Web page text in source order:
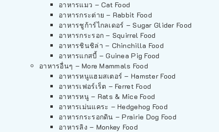
อาหารแมว – Cat Food
อาหารกระต่าย – Rabbit Food
อาหารชูก้าร์ไกลเดอร์ – Sugar Glider Food
อาหารกระรอก – Squirrel Food
อาหารชินชิล่า – Chinchilla Food
อาหารแกสบี้ – Guinea Pig Food
อาหารอื่นๆ – More Mammals Food
อาหารหนูแฮมสเตอร์ – Hamster Food
อาหารเฟอร์เร็ต – Ferret Food
อาหารหนู – Rats & Mice Food
อาหารเม่นแคระ – Hedgehog Food
อาหารกระรอกดิน – Prairie Dog Food
อาหารลิง – Monkey Food